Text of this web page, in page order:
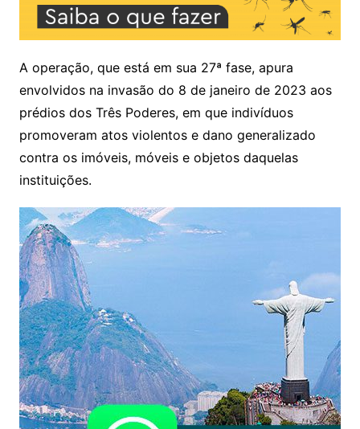
A operação, que está em sua 27ª fase, apura
envolvidos na invasão do 8 de janeiro de 2023 aos
prédios dos Três Poderes, em que indivíduos
promoveram atos violentos e dano generalizado
contra os imóveis, móveis e objetos daquelas
instituições.